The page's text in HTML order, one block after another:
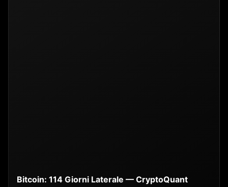
Bitcoin: 114 Giorni Laterale — CryptoQuant